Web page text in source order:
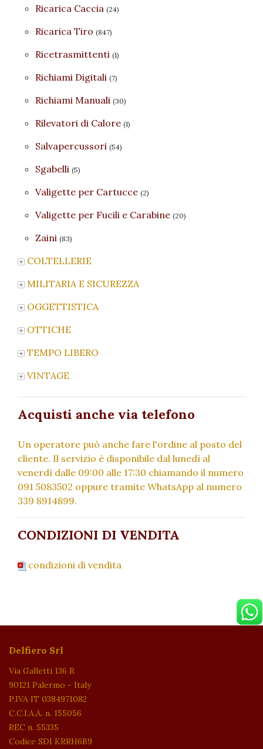
Ricarica Caccia (24)
Ricarica Tiro (847)
Ricetrasmittenti (1)
Richiami Digitali (7)
Richiami Manuali (30)
Rilevatori di Calore (1)
Salvapercussori (54)
Sgabelli (5)
Valigette per Cartucce (2)
Valigette per Fucili e Carabine (20)
Zaini (83)
COLTELLERIE
MILITARIA E SICUREZZA
OGGETTISTICA
OTTICHE
TEMPO LIBERO
VINTAGE
Acquisti anche via telefono
Un operatore può anche fare l'ordine al posto del
cliente. Il servizio è disponibile dal lunedì al
venerdì dalle 09:00 alle 17:30 chiamando il numero
091 5083502 oppure tramite WhatsApp al numero
339 8914899.
CONDIZIONI DI VENDITA
condizioni di vendita
Delfiero Srl
Via Galletti 136 R
90121 Palermo - Italy
P.IVA IT 0384971082
C.C.I.A.A. n. 155056
REC n. 55335
Codice SDI KRRH6B9